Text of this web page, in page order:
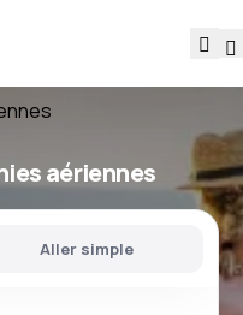
aériennes
Aller simple